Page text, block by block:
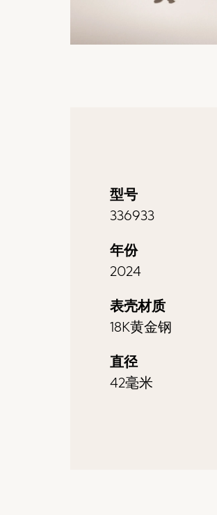
型号
336933
年份
2024
表壳材质
18K黄金钢
直径
42毫米